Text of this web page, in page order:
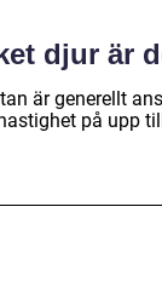
djur är
är generellt
på upp